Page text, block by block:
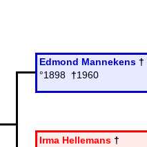
Irma Hellemans †
Edmond Mannekens †
°1898 †1960